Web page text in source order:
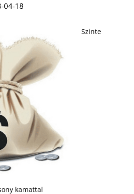
04-18
kamattal
Szinte